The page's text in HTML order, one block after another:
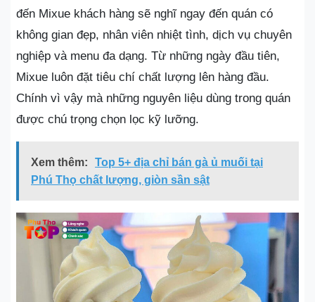
đến Mixue khách hàng sẽ nghĩ ngay đến quán có
không gian đẹp, nhân viên nhiệt tình, dịch vụ chuyên
nghiệp và menu đa dạng. Từ những ngày đầu tiên,
Mixue luôn đặt tiêu chí chất lượng lên hàng đầu.
Chính vì vậy mà những nguyên liệu dùng trong quán
được chú trọng chọn lọc kỹ lưỡng.
Xem thêm:
Top 5+ địa chỉ bán gà ủ muối tại
Phú Thọ chất lượng, giòn sần sật